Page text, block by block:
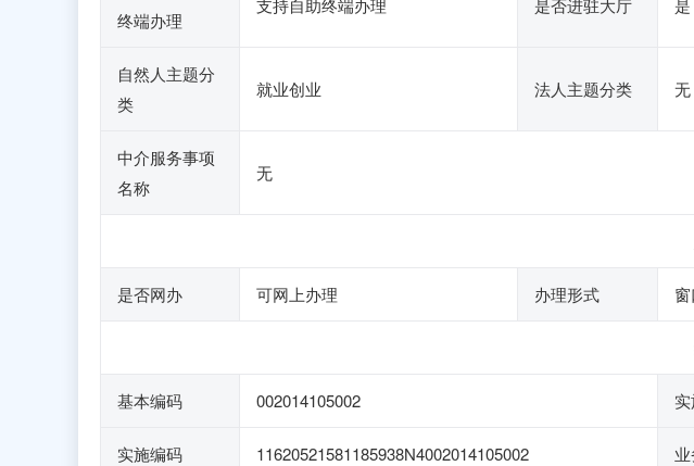
终端办理
支持自助终端办理 是否进驻大厅 是
自然人主题分
类
就业创业 法人主题分类 无
中介服务事项
名称
无
是否网办 可网上办理 办理形式
基本编码 002014105002
实施编码 11620521581185938N4002014105002